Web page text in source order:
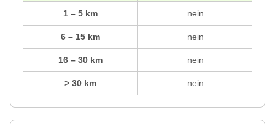
1 – 5 km
6 – 15 km
16 – 30 km
> 30 km
nein
nein
nein
nein